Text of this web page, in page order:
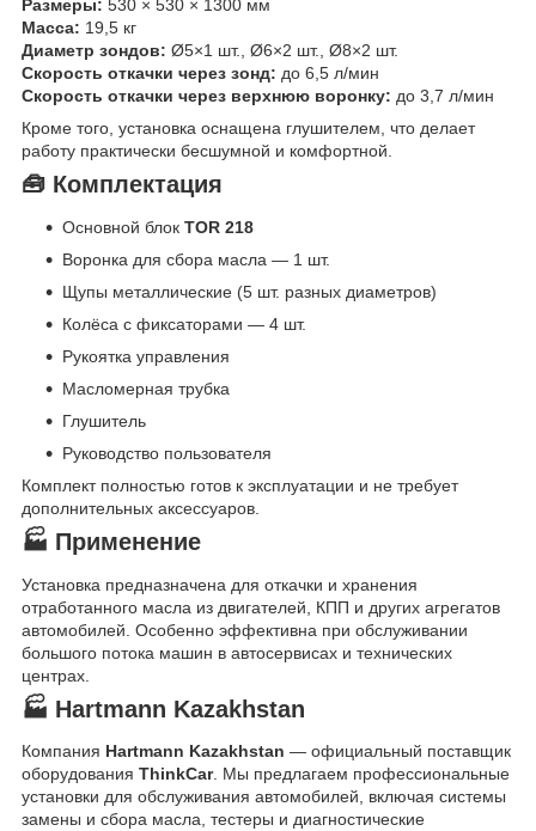
Размеры: 530 × 530 × 1300 мм
Масса: 19,5 кг
Диаметр зондов: Ø5×1 шт., Ø6×2 шт., Ø8×2 шт.
Скорость откачки через зонд: до 6,5 л/мин
Скорость откачки через верхнюю воронку: до 3,7 л/мин
Кроме того, установка оснащена глушителем, что делает
работу практически бесшумной и комфортной.
🧰 Комплектация
Основной блок TOR 218
Воронка для сбора масла — 1 шт.
Щупы металлические (5 шт. разных диаметров)
Колёса с фиксаторами — 4 шт.
Рукоятка управления
Масломерная трубка
Глушитель
Руководство пользователя
Комплект полностью готов к эксплуатации и не требует
дополнительных аксессуаров.
🏭 Применение
Установка предназначена для откачки и хранения
отработанного масла из двигателей, КПП и других агрегатов
автомобилей. Особенно эффективна при обслуживании
большого потока машин в автосервисах и технических
центрах.
🏭 Hartmann Kazakhstan
Компания Hartmann Kazakhstan — официальный поставщик
оборудования ThinkCar. Мы предлагаем профессиональные
установки для обслуживания автомобилей, включая системы
замены и сбора масла, тестеры и диагностические